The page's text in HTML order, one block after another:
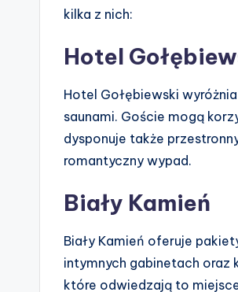
kilka z nich:
Hotel
Hotel Gołębiewski
saunami. Goście mogą
dysponuje także
romantyczny wypad.
Biały Kamień
Biały Kamień oferuje
intymnych gabinetach oraz
które odwiedzają to